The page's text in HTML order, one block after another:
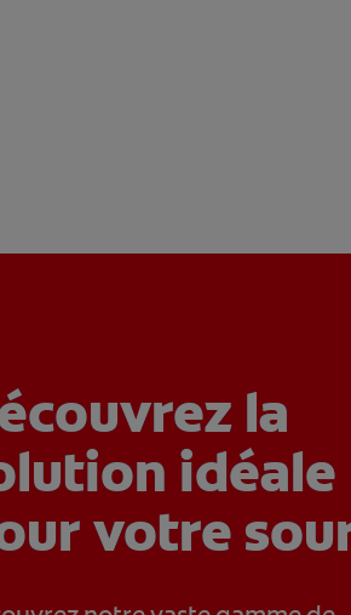
la
idéale
votre